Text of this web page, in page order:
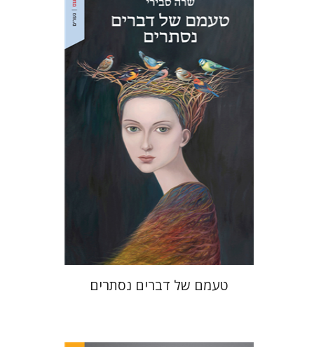
שרה סבירי
הנחת אתר ספר מודפס
$35
$32
טעמם של דברים נסתרים